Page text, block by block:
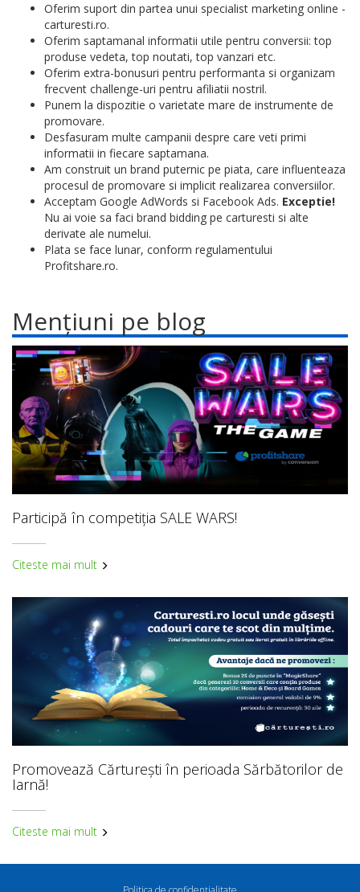
Oferim suport din partea unui specialist marketing online -
carturesti.ro.
Oferim saptamanal informatii utile pentru conversii: top
produse vedeta, top noutati, top vanzari etc.
Oferim extra-bonusuri pentru performanta si organizam
frecvent challenge-uri pentru afiliatii nostril.
Punem la dispozitie o varietate mare de instrumente de
promovare.
Desfasuram multe campanii despre care veti primi
informatii in fiecare saptamana.
Am construit un brand puternic pe piata, care influenteaza
procesul de promovare si implicit realizarea conversiilor.
Acceptam Google AdWords si Facebook Ads. Exceptie!
Nu ai voie sa faci brand bidding pe carturesti si alte
derivate ale numelui.
Plata se face lunar, conform regulamentului
Profitshare.ro.
Mențiuni pe blog
Participă în competiția SALE WARS!
Citeste mai mult
Promovează Cărturești în perioada Sărbătorilor de
Iarnă!
Citeste mai mult